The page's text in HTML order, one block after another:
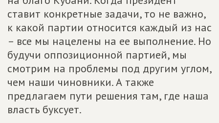
ставит конкретные задачи, то не важно,
к какой партии относится каждый из нас
– все мы нацелены на ее выполнение. Но
будучи оппозиционной партией, мы
смотрим на проблемы под другим углом,
чем наши чиновники. А также
предлагаем пути решения там, где наша
власть буксует.